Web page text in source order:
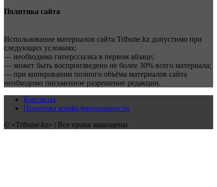
Политика сайта
Использование материалов сайта Tribune.kz допустимо при
следующих условиях:
— необходима гиперссылка в первом абзаце;
— может быть воспроизведено не более 30% всего материала;
— при копировании полного объёма материалов сайта
необходимо письменное разрешение редакции.
Контакты
Политика конфиденциальности
© «Tribune.kz» | Все права защищены